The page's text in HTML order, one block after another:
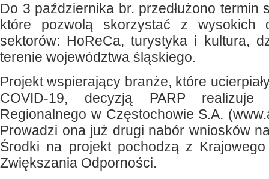
Do 3 października br. przedłużono termin
które pozwolą skorzystać z wysokich
sektorów: HoReCa, turystyka i kultura,
terenie województwa śląskiego.
Projekt wspierający branże, które
COVID-19, decyzją PARP realizuje
Regionalnego w Częstochowie S.A.
Prowadzi ona już drugi nabór wniosków
Środki na projekt pochodzą z
Zwiększania Odporności.